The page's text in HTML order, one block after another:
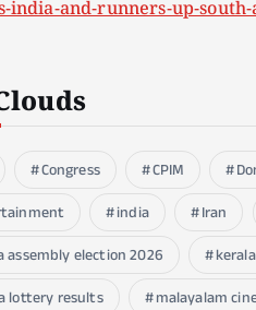
india-and-runners-up-
Congress CPIM
india Iran
assembly election 2026
lottery results
malayalam